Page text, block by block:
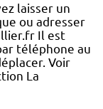
laisser un
ou adresser
Il est
téléphone au
Voir
La